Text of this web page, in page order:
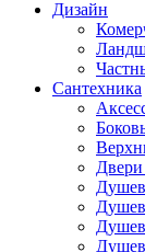
Дизайн
Сантехника